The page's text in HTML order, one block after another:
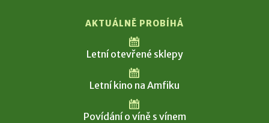
AKTUÁLNĚ PROBÍHÁ
Letní otevřené sklepy
Letní kino na Amfiku
Povídání o víně s vínem